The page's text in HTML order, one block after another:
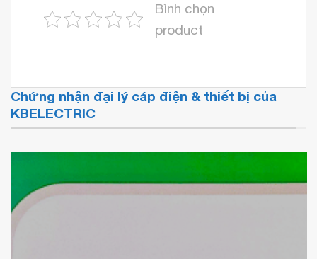
Bình chọn
product
Chứng nhận đại lý cáp điện & thiết bị của
KBELECTRIC